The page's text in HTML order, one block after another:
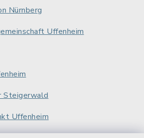
Nürnberg
Uffenheim
Steigerwald
Uffenheim